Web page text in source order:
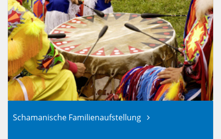
Schamanische Familienaufstellung